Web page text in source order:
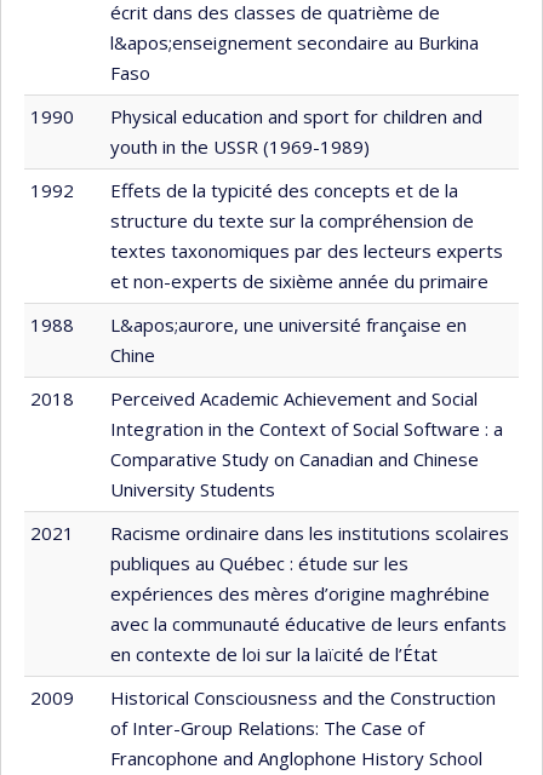
écrit dans des classes de quatrième de
l&apos;enseignement secondaire au Burkina
Faso
1990
Physical education and sport for children and
youth in the USSR (1969-1989)
1992
Effets de la typicité des concepts et de la
structure du texte sur la compréhension de
textes taxonomiques par des lecteurs experts
et non-experts de sixième année du primaire
1988
L&apos;aurore, une université française en
Chine
2018
Perceived Academic Achievement and Social
Integration in the Context of Social Software : a
Comparative Study on Canadian and Chinese
University Students
2021
Racisme ordinaire dans les institutions scolaires
publiques au Québec : étude sur les
expériences des mères d’origine maghrébine
avec la communauté éducative de leurs enfants
en contexte de loi sur la laïcité de l’État
2009
Historical Consciousness and the Construction
of Inter-Group Relations: The Case of
Francophone and Anglophone History School